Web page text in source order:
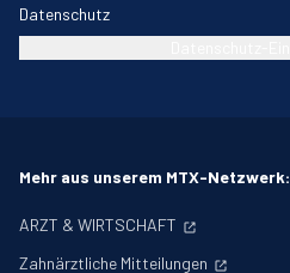
Datenschutz
Mehr aus unserem MTX-Netzwerk:
ARZT & WIRTSCHAFT
Zahnärztliche Mitteilungen